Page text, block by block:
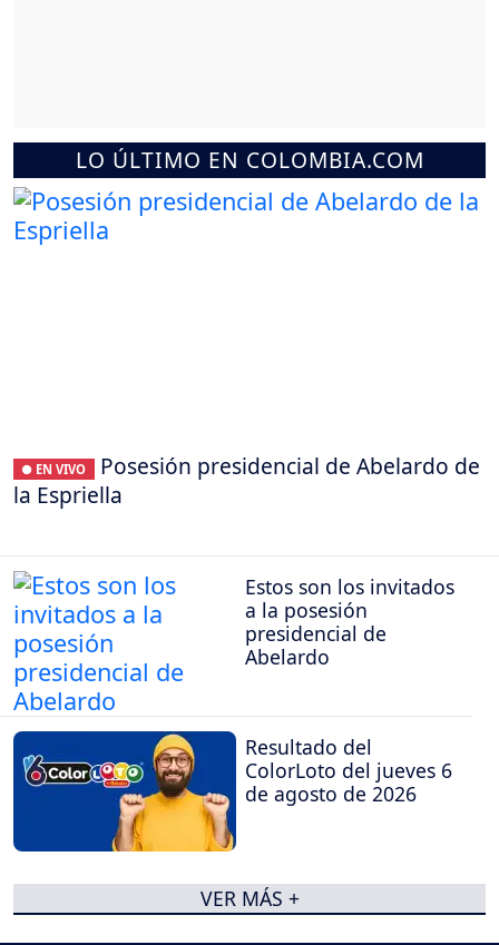
LO ÚLTIMO EN COLOMBIA.COM
● EN VIVO
Posesión presidencial de Abelardo de
la Espriella
Estos son los invitados
a la posesión
presidencial de
Abelardo
Resultado del
ColorLoto del jueves 6
de agosto de 2026
VER MÁS +